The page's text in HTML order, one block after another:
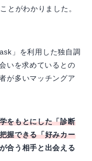
とがわかりました。
」を利用した独自調
いを求めているとの
が多いマッチングア
をもとにした「診断
握できる「好みカー
合う相手と出会える